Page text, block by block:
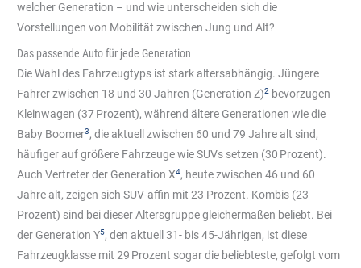
welcher Generation – und wie unterscheiden sich die
Vorstellungen von Mobilität zwischen Jung und Alt?
Das passende Auto für jede Generation
Die Wahl des Fahrzeugtyps ist stark altersabhängig. Jüngere
Fahrer zwischen 18 und 30 Jahren (Generation Z)2 bevorzugen
Kleinwagen (37 Prozent), während ältere Generationen wie die
Baby Boomer3, die aktuell zwischen 60 und 79 Jahre alt sind,
häufiger auf größere Fahrzeuge wie SUVs setzen (30 Prozent).
Auch Vertreter der Generation X4, heute zwischen 46 und 60
Jahre alt, zeigen sich SUV-affin mit 23 Prozent. Kombis (23
Prozent) sind bei dieser Altersgruppe gleichermaßen beliebt. Bei
der Generation Y5, den aktuell 31- bis 45-Jährigen, ist diese
Fahrzeugklasse mit 29 Prozent sogar die beliebteste, gefolgt vom